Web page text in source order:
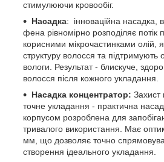
стимулюючи кровообіг.
Насадка: інноваційна насадка,
фена рівномірно розподіляє потік
корисними мікрочастинками олій,
структуру волосся та
вологи. Результат - блискуче,
волосся після кожного укладання.
Насадка концентратор: Захист
точне укладання - практична
корпусом розроблена для
тривалого використання. Має
мм, що дозволяє точно
створення ідеального укладання.